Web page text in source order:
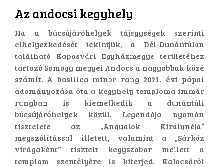
​Az andocsi kegyhely
Ha a búcsújáróhelyek tájegységek szerinti
elhelyezkedését tekintjük, a Dél-Dunántúlon
található Kaposvári Egyházmegye területéhez
tartozó Somogy megyei Andocs a nagyobbak közé
számít. A basilica minor rang 2021. évi pápai
adományozása óta a kegyhely temploma immár
rangban is kiemelkedik a dunántúli
búcsújáróhelyek közül. Legendája nyomán
tisztelete az „Angyalok Királynéja”
megszólítással illetett, valamint a „Sárköz
virágaként” tisztelt kegyszobor mellett a
templom szentélyére is kiterjed. Kalocsáról